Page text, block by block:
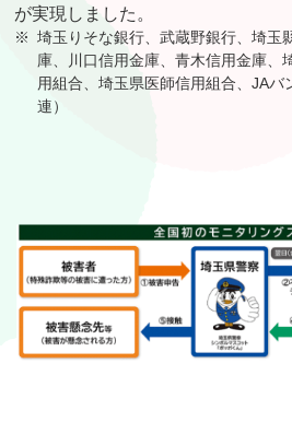
が実現しました。
※ 埼玉りそな銀行、武蔵野銀行、埼玉
庫、川口信用金庫、青木信用金庫、
用組合、埼玉県医師信用組合、JA
連）